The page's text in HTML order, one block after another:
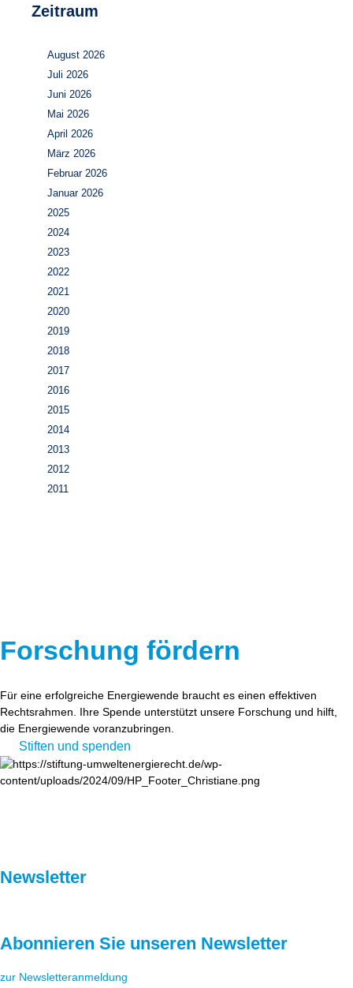
Zeitraum
August 2026
Juli 2026
Juni 2026
Mai 2026
April 2026
März 2026
Februar 2026
Januar 2026
2025
2024
2023
2022
2021
2020
2019
2018
2017
2016
2015
2014
2013
2012
2011
Forschung fördern
Für eine erfolgreiche Energiewende braucht es einen effektiven
Rechtsrahmen. Ihre Spende unterstützt unsere Forschung und hilft,
die Energiewende voranzubringen.
Stiften und spenden
Newsletter
Abonnieren Sie unseren Newsletter
zur Newsletteranmeldung